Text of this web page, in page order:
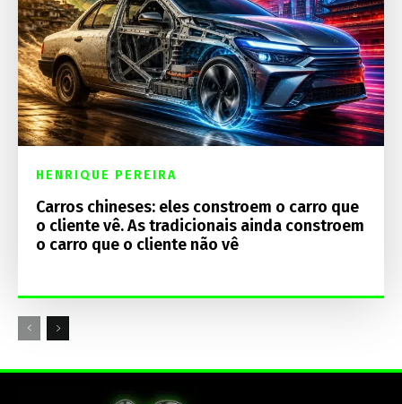
HENRIQUE PEREIRA
Carros chineses: eles constroem o carro que
o cliente vê. As tradicionais ainda constroem
o carro que o cliente não vê